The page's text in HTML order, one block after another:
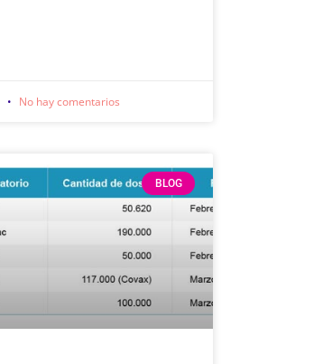
No hay comentarios
BLOG